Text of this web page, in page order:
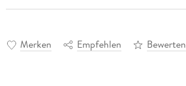
Merken Empfehlen Bewerten